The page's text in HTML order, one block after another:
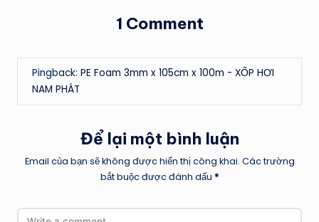
1 Comment
Pingback: PE Foam 3mm x 105cm x 100m - XỐP HƠI
NAM PHÁT
Để lại một bình luận
Email của bạn sẽ không được hiển thị công khai. Các trường
bắt buộc được đánh dấu *